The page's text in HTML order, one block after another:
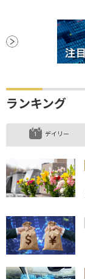
ランキング
デイリー